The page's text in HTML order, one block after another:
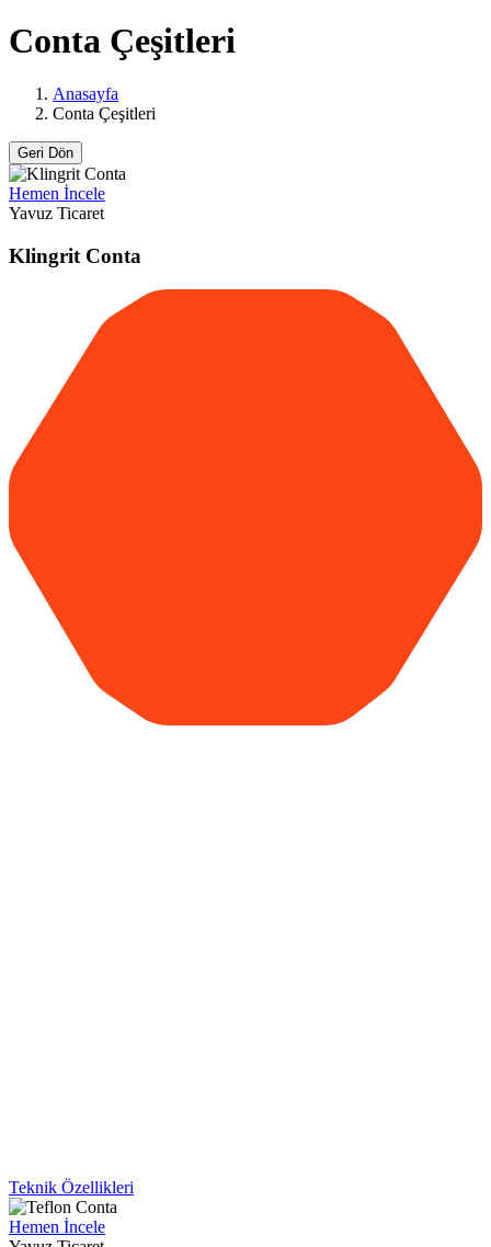
Conta Çeşitleri
Anasayfa
Conta Çeşitleri
Geri Dön
Hemen İncele
Yavuz Ticaret
Klingrit Conta
Teknik Özellikleri
Hemen İncele